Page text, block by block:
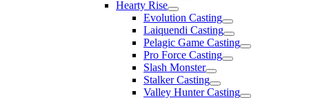
Hearty Rise
Evolution Casting
Laiquendi Casting
Pelagic Game Casting
Pro Force Casting
Slash Monster
Stalker Casting
Valley Hunter Casting